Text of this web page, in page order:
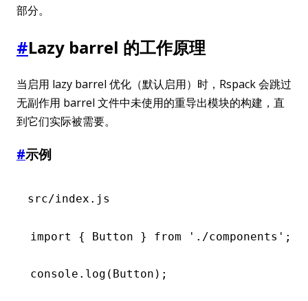
部分。
#Lazy barrel 的工作原理
当启用 lazy barrel 优化（默认启用）时，Rspack 会跳过
无副作用 barrel 文件中未使用的重导出模块的构建，直
到它们实际被需要。
#示例
src/index.js
import { Button } from './components' ;
console .log (Button);